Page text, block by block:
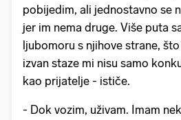
pobijedim, ali jednostavno se
jer im nema druge. Više puta
ljubomoru s njihove strane,
izvan staze mi nisu samo
kao prijatelje - ističe.
- Dok vozim, uživam. Imam